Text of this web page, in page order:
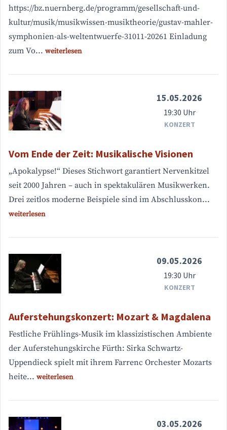
https://bz.nuernberg.de/programm/gesellschaft-und-
kultur/musik/musikwissen-musiktheorie/gustav-mahler-
symphonien-als-weltentwuerfe-31011-20261 Einladung
zum Vo... weiterlesen
15.05.2026
19:30 Uhr
KONZERT
Vom Ende der Zeit: Musikalische Visionen
„Apokalypse!“ Dieses Stichwort garantiert Nervenkitzel
seit 2000 Jahren – auch in spektakulären Musikwerken.
Drei zeitlos moderne Beispiele sind im Abschlusskon...
weiterlesen
09.05.2026
19:30 Uhr
KONZERT
Auferstehungskonzert: Mozart & Magdalena
Festliche Frühlings-Musik im klassizistischen Ambiente
der Auferstehungskirche Fürth: Sirka Schwartz-
Uppendieck spielt mit ihrem Farrenc Orchester Mozarts
heite... weiterlesen
03.05.2026